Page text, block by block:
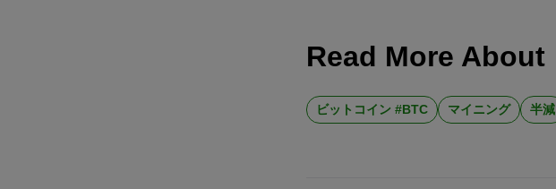
Read More About
ビットコイン #BTC マイニング 半減